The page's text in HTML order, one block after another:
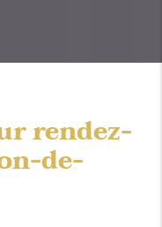
rendez-
de-